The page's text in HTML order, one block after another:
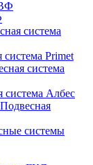
система
система Primet
система
система Албес
Подвесная
системы